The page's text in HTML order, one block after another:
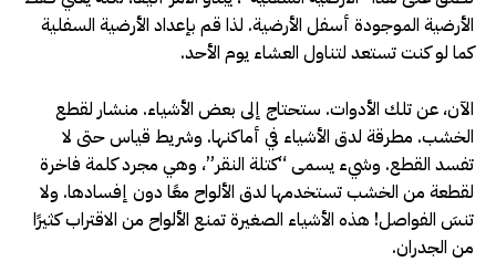
الأرضية الموجودة أسفل الأرضية. لذا قم بإعداد الأرضية السفلية
كما لو كنت تستعد لتناول العشاء يوم الأحد.
الآن، عن تلك الأدوات. ستحتاج إلى بعض الأشياء. منشار لقطع
الخشب. مطرقة لدق الأشياء في أماكنها. وشريط قياس حتى لا
تفسد القطع. وشيء يسمى “كتلة النقر”، وهي مجرد كلمة فاخرة
لقطعة من الخشب تستخدمها لدق الألواح معًا دون إفسادها. ولا
تنسَ الفواصل! هذه الأشياء الصغيرة تمنع الألواح من الاقتراب كثيرًا
من الجدران.